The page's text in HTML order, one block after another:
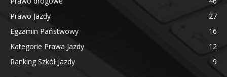
Prawo Jazdy
27
Egzamin Państwowy
16
Kategorie Prawa Jazdy
12
Ranking Szkół Jazdy
9